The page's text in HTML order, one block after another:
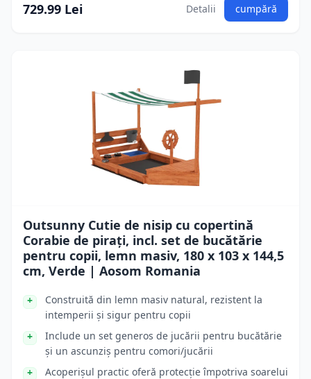
729.99 Lei Detalii cumpără
Outsunny Cutie de nisip cu copertină
Corabie de pirați, incl. set de bucătărie
pentru copii, lemn masiv, 180 x 103 x 144,5
cm, Verde | Aosom Romania
Construită din lemn masiv natural, rezistent la
intemperii și sigur pentru copii
Include un set generos de jucării pentru bucătărie
și un ascunziș pentru comori/jucării
Acoperișul practic oferă protecție împotriva soarelui